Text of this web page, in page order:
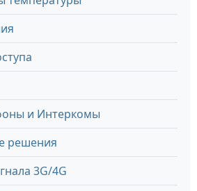
и Интеркомы
решения
3G/4G